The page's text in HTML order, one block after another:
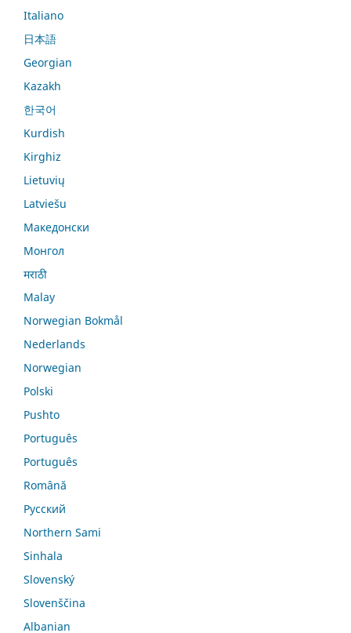
Italiano
日本語
Georgian
Kazakh
한국어
Kurdish
Kirghiz
Lietuvių
Latviešu
Македонски
Монгол
मराठी
Malay
Norwegian Bokmål
Nederlands
Norwegian
Polski
Pushto
Português
Português
Română
Русский
Northern Sami
Sinhala
Slovenský
Slovenščina
Albanian